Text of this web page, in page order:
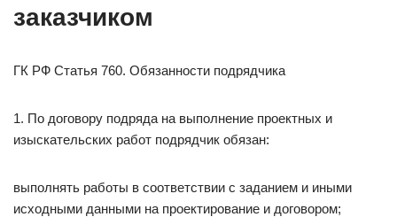
заказчиком
ГК РФ Статья 760. Обязанности подрядчика
1. По договору подряда на выполнение проектных и
изыскательских работ подрядчик обязан:
выполнять работы в соответствии с заданием и иными
исходными данными на проектирование и договором;